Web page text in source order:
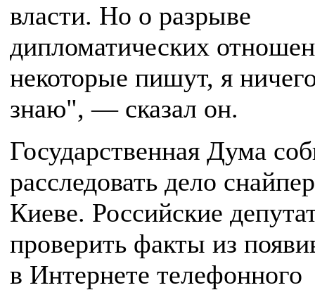
власти. Но о разрыве
дипломатических
некоторые пишут, я
знаю", — сказал он.
Государственная Дума
расследовать дело
Киеве. Российские
проверить факты из
в Интернете телефонного